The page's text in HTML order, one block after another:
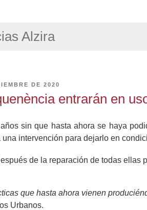
Alzira
DE 2020
entrarán en
sin que hasta ahora se haya
intervención para dejarlo en
de la reparación de todas ellas
que hasta ahora vienen
Urbanos.